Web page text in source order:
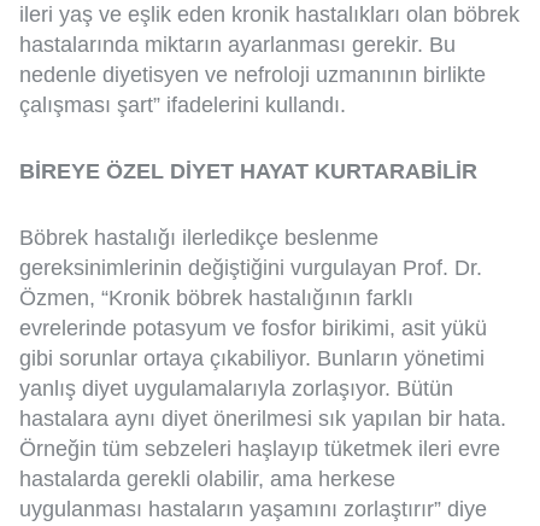
ileri yaş ve eşlik eden kronik hastalıkları olan böbrek
hastalarında miktarın ayarlanması gerekir. Bu
nedenle diyetisyen ve nefroloji uzmanının birlikte
çalışması şart” ifadelerini kullandı.
BİREYE ÖZEL DİYET HAYAT KURTARABİLİR
Böbrek hastalığı ilerledikçe beslenme
gereksinimlerinin değiştiğini vurgulayan Prof. Dr.
Özmen, “Kronik böbrek hastalığının farklı
evrelerinde potasyum ve fosfor birikimi, asit yükü
gibi sorunlar ortaya çıkabiliyor. Bunların yönetimi
yanlış diyet uygulamalarıyla zorlaşıyor. Bütün
hastalara aynı diyet önerilmesi sık yapılan bir hata.
Örneğin tüm sebzeleri haşlayıp tüketmek ileri evre
hastalarda gerekli olabilir, ama herkese
uygulanması hastaların yaşamını zorlaştırır” diye